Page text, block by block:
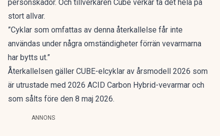
personskador. Och tillverkaren Cube verkar ta det hela på
stort allvar.
”Cyklar som omfattas av denna återkallelse får inte
användas under några omständigheter förrän vevarmarna
har bytts ut.”
Återkallelsen gäller CUBE-elcyklar av årsmodell 2026 som
är utrustade med 2026 ACID Carbon Hybrid-vevarmar och
som sålts före den 8 maj 2026.
ANNONS